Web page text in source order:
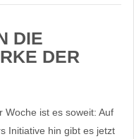
DIE
DER
Woche ist es soweit: Auf
Initiative hin gibt es jetzt